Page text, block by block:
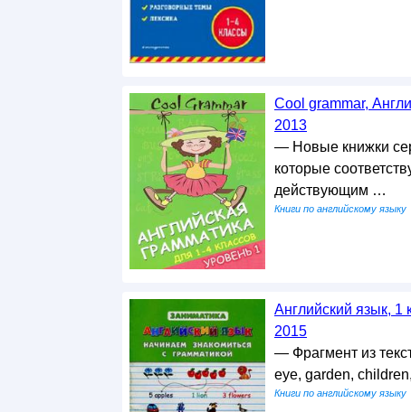
Cool grammar,
2013
— Новые книжки
которые
действующим …
Английский язык, 1
2015
— Фрагмент из
eye, garden,